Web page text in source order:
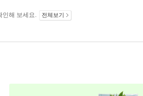
인해 보세요. 전체보기